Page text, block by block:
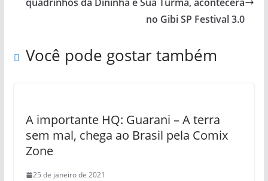
no Gibi SP Festival 3.0
Você pode gostar também
A importante HQ: Guarani – A terra
sem mal, chega ao Brasil pela Comix
Zone
25 de janeiro de 2021